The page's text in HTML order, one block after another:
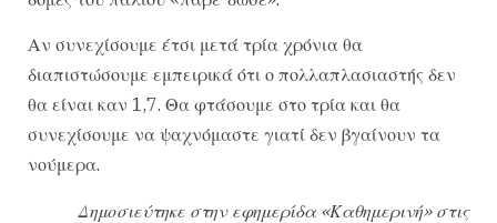
Αν συνεχίσουμε έτσι μετά τρία χρόνια θα
διαπιστώσουμε εμπειρικά ότι ο πολλαπλασιαστής δεν
θα είναι καν 1,7. Θα φτάσουμε στο τρία και θα
συνεχίσουμε να ψαχνόμαστε γιατί δεν βγαίνουν τα
νούμερα.
Δημοσιεύτηκε στην εφημερίδα «Καθημερινή» στις